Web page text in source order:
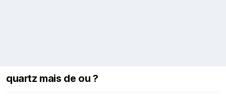
quartz mais de ou ?